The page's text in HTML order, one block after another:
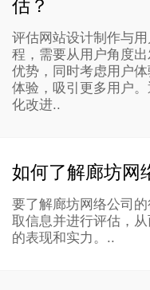
估？
评估网站设计制作与
程，需要从用户角度
优势，同时考虑用户
体验，吸引更多用户
化改进..
如何了解廊坊网
要了解廊坊网络公司
取信息并进行评估，
的表现和实力。..